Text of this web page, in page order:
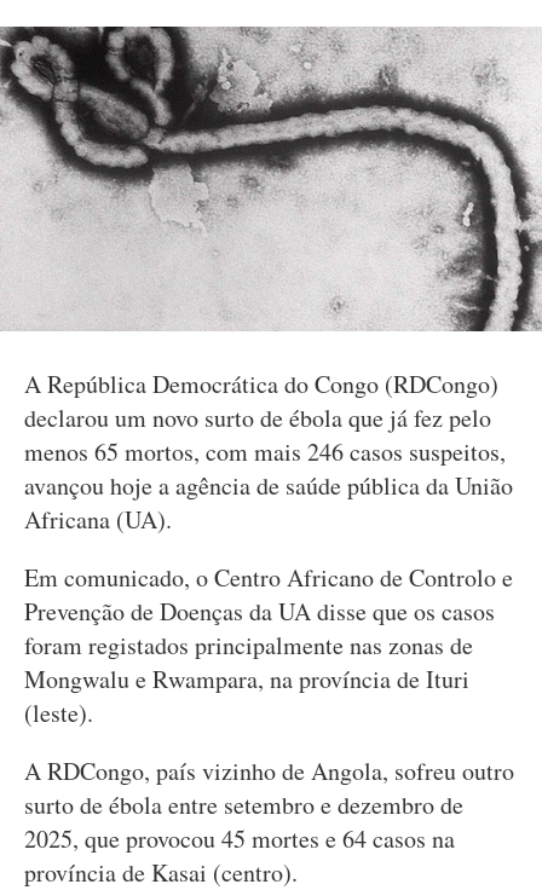
A República Democrática do Congo (RDCongo)
declarou um novo surto de ébola que já fez pelo
menos 65 mortos, com mais 246 casos suspeitos,
avançou hoje a agência de saúde pública da União
Africana (UA).
Em comunicado, o Centro Africano de Controlo e
Prevenção de Doenças da UA disse que os casos
foram registados principalmente nas zonas de
Mongwalu e Rwampara, na província de Ituri
(leste).
A RDCongo, país vizinho de Angola, sofreu outro
surto de ébola entre setembro e dezembro de
2025, que provocou 45 mortes e 64 casos na
província de Kasai (centro).